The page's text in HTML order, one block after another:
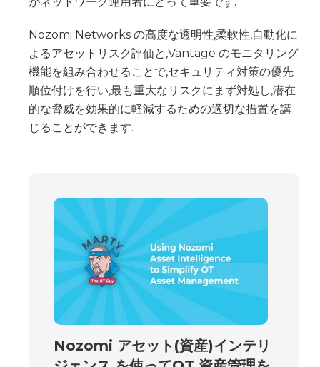
Nozomi Networks の高度な透明性,柔軟性,自動化に
よるアセットリスク評価と,Vantage のモニタリング
機能を組み合わせることで,セキュリティ対策の優先
順位付けを行い,最も重大なリスクにまず対処し,潜在
的な脅威を効果的に軽減するための適切な措置を講
じることができます.
Nozomi アセット(資産)インテリ